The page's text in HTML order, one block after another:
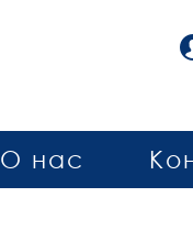
О нас